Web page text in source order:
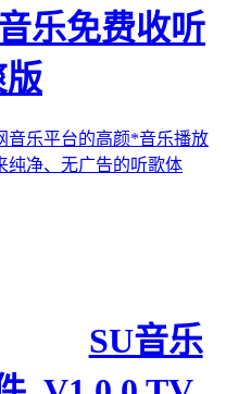
乐免费收听
版
音乐平台的高颜*音乐播放
纯净、无广告的听歌体
SU音乐